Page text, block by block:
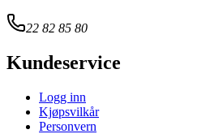
22 82 85 80
Kundeservice
Logg inn
Kjøpsvilkår
Personvern